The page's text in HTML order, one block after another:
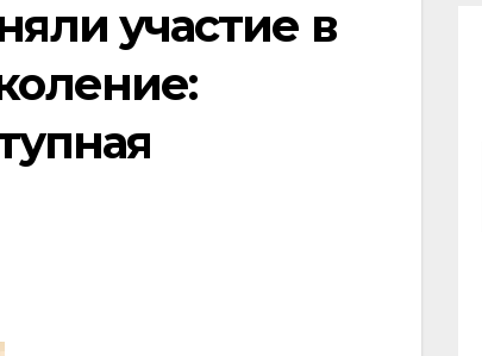
участие в